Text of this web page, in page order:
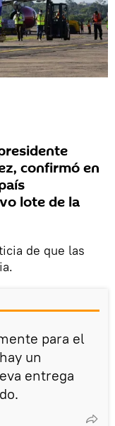
confirmó en
lote de la
de que las
para el
un
entrega